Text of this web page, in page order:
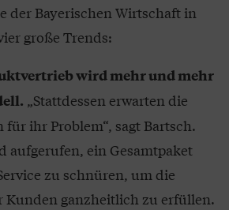
der Bayerischen Wirtschaft in
große Trends:
wird mehr und mehr
„Stattdessen erwarten die
ihr Problem“, sagt Bartsch.
aufgerufen, ein Gesamtpaket
zu schnüren, um die
Kunden ganzheitlich zu erfüllen.